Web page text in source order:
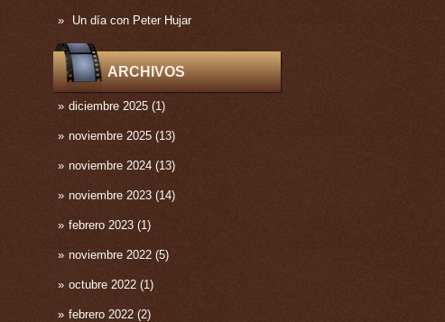
Un día con Peter Hujar
ARCHIVOS
diciembre 2025 (1)
noviembre 2025 (13)
noviembre 2024 (13)
noviembre 2023 (14)
febrero 2023 (1)
noviembre 2022 (5)
octubre 2022 (1)
febrero 2022 (2)